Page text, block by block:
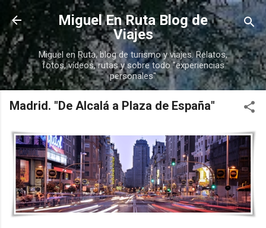
Ir al contenido principal
Miguel En Ruta Blog de
Viajes
Miguel en Ruta, blog de turismo y viajes. Relatos,
fotos, vídeos, rutas y sobre todo "experiencias
personales"
Madrid. "De Alcalá a Plaza de España"